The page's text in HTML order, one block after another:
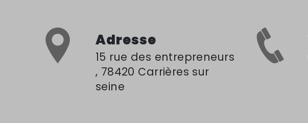
Adresse
15 rue des entrepreneurs
, 78420 Carrières sur
seine